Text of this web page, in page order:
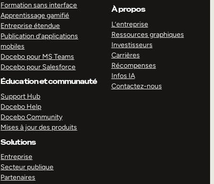
Formation sans interface
Apprentissage gamifié
Entreprise étendue
Publication d’applications
mobiles
Docebo pour MS Teams
Docebo pour Salesforce
Éducation et communauté
Support Hub
Docebo Help
Docebo Community
Mises à jour des produits
Solutions
Entreprise
Secteur publique
Partenaires
À propos
L’entreprise
Ressources graphiques
Investisseurs
Carrières
Récompenses
Infos IA
Contactez-nous